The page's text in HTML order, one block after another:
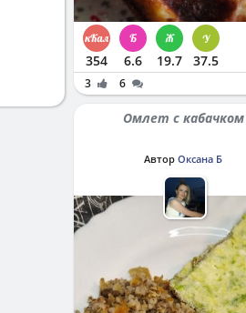
354 6.6 19.7 37.5
3 6
Омлет с кабачком
Автор Оксана Б